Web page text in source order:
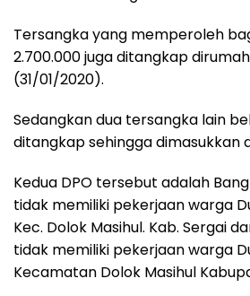
Tersangka yang memperoleh
2.700.000 juga ditangkap
(31/01/2020).
Sedangkan dua tersangka lain
ditangkap sehingga dimasukkan
Kedua DPO tersebut adalah
tidak memiliki pekerjaan warga
Kec. Dolok Masihul. Kab. Sergai
tidak memiliki pekerjaan warga
Kecamatan Dolok Masihul